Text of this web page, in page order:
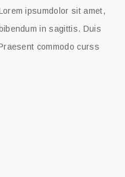
ipsumdolor sit amet,
in sagittis. Duis
commodo curss